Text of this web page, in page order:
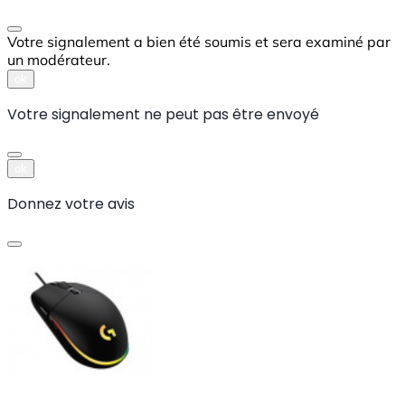
Votre signalement a bien été soumis et sera examiné par
un modérateur.
Votre signalement ne peut pas être envoyé
Donnez votre avis